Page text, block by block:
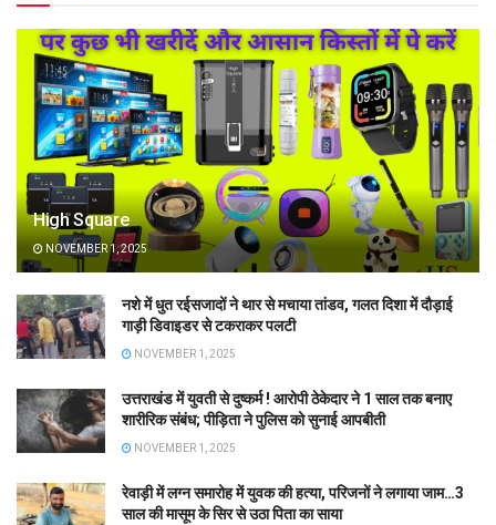
High Square
NOVEMBER 1, 2025
नशे में धुत रईसजादों ने थार से मचाया तांडव, गलत दिशा में दौड़ाई
गाड़ी डिवाइडर से टकराकर पलटी
NOVEMBER 1, 2025
उत्तराखंड में युवती से दुष्कर्म ! आरोपी ठेकेदार ने 1 साल तक बनाए
शारीरिक संबंध; पीड़िता ने पुलिस को सुनाई आपबीती
NOVEMBER 1, 2025
रेवाड़ी में लग्न समारोह में युवक की हत्या, परिजनों ने लगाया जाम…3
साल की मासूम के सिर से उठा पिता का साया